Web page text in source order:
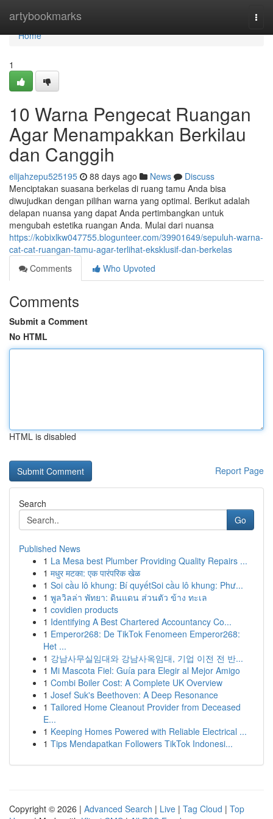
artybookmarks
Home
Home
1
10 Warna Pengecat Ruangan
Agar Menampakkan Berkilau
dan Canggih
elijahzepu525195 88 days ago News
Discuss
Menciptakan suasana berkelas di ruang tamu Anda bisa
diwujudkan dengan pilihan warna yang optimal. Berikut adalah
delapan nuansa yang dapat Anda pertimbangkan untuk
mengubah estetika ruangan Anda. Mulai dari nuansa
https://kobixlkw047755.blogunteer.com/39901649/sepuluh-warna-
cat-cat-ruangan-tamu-agar-terlihat-eksklusif-dan-berkelas
Comments
Who Upvoted
Comments
Submit a Comment
No HTML
HTML is disabled
Report Page
Search
Go
Published News
1 La Mesa best Plumber Providing Quality Repairs ...
1 मधुर मटका: एक पारंपरिक खेळ
1 Soi cầu lô khung: Bí quyếtSoi cầu lô khung: Phư...
1 พูลวิลล่า พัทยา: ดินแดน ส่วนตัว ข้าง ทะเล
1 covidien products
1 Identifying A Best Chartered Accountancy Co...
1 Emperor268: De TikTok Fenomeen Emperor268:
Het ...
1 강남사무실임대와 강남사옥임대, 기업 이전 전 반...
1 Mi Mascota Fiel: Guía para Elegir al Mejor Amigo
1 Combi Boiler Cost: A Complete UK Overview
1 Josef Suk's Beethoven: A Deep Resonance
1 Tailored Home Cleanout Provider from Deceased
E...
1 Keeping Homes Powered with Reliable Electrical ...
1 Tips Mendapatkan Followers TikTok Indonesi...
Copyright © 2026 | Advanced Search | Live | Tag Cloud | Top